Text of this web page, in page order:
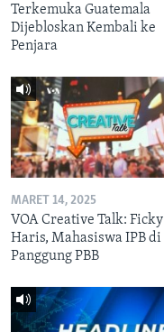
Terkemuka Guatemala
Dijebloskan Kembali ke
Penjara
MARET 14, 2025
VOA Creative Talk: Ficky
Haris, Mahasiswa IPB di
Panggung PBB